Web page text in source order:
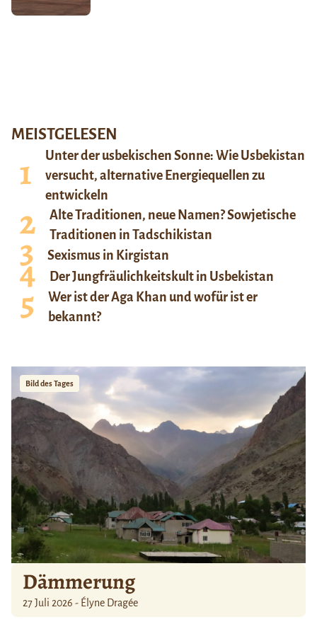
MEISTGELESEN
Unter der usbekischen Sonne: Wie Usbekistan
versucht, alternative Energiequellen zu
entwickeln
Alte Traditionen, neue Namen? Sowjetische
Traditionen in Tadschikistan
Sexismus in Kirgistan
Der Jungfräulichkeitskult in Usbekistan
Wer ist der Aga Khan und wofür ist er
bekannt?
Bild des Tages
Dämmerung
27 Juli 2026 - Élyne Dragée